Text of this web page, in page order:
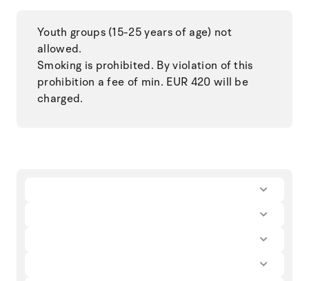
Youth groups (15-25 years of age) not
allowed.
Smoking is prohibited. By violation of this
prohibition a fee of min. EUR 420 will be
charged.